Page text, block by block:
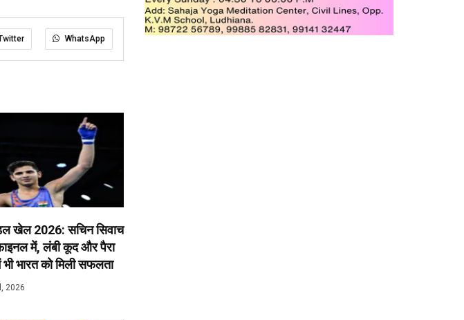
WhatsApp
खेल 2026: सचिन सिवाच
में, लंबी कूद और पैरा
भी भारत को मिली सफलता
2026